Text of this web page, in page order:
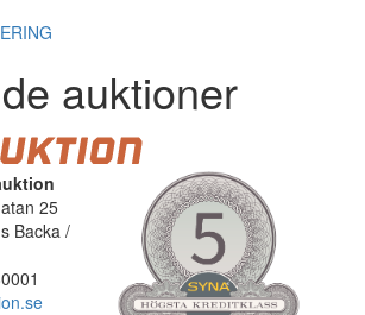
auktioner
25
Backa /